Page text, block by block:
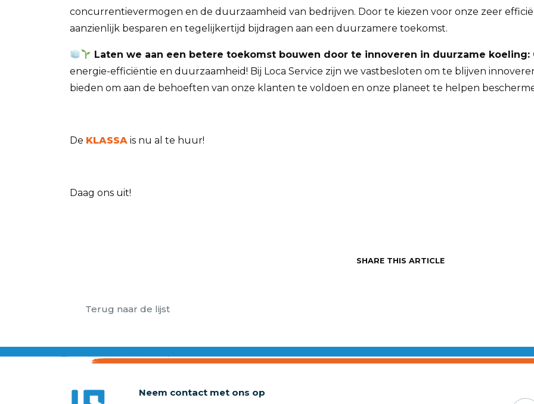
concurrentievermogen en de duurzaamheid van bedrijven. Door te kiezen voor onze zeer
aanzienlijk besparen en tegelijkertijd bijdragen aan een duurzamere toekomst.
Laten we aan een betere toekomst bouwen door te innoveren in duurzame koeling:
energie-efficiëntie en duurzaamheid! Bij Loca Service zijn we vastbesloten om te blijven
bieden om aan de behoeften van onze klanten te voldoen en onze planeet te helpen
De KLASSA is nu al te huur!
Daag ons uit!
SHARE THIS ARTICLE
Terug naar de lijst
Neem contact met ons op